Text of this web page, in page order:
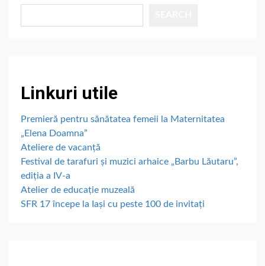
Linkuri utile
Premieră pentru sănătatea femeii la Maternitatea
„Elena Doamna”
Ateliere de vacanță
Festival de tarafuri și muzici arhaice „Barbu Lăutaru”,
ediția a IV-a
Atelier de educație muzeală
SFR 17 începe la Iași cu peste 100 de invitați